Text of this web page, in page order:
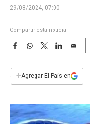
29/08/2024, 07:00
Compartir esta noticia
F
e
b
k
W
s
p
T
w
t
L
E
i
l
+Agregar El País en